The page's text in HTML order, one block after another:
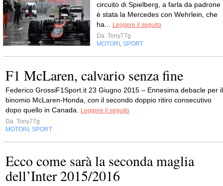
circuito di Spielberg, a farla da padrone
è stata la Mercedes con Wehrlein, che
ha... Leggere il seguito
Da Tony77g
MOTORI , SPORT
F1 McLaren, calvario senza fine
Federico GrossiF1Sport.it 23 Giugno 2015 – Ennesima debacle per il
binomio McLaren-Honda, con il secondo doppio ritiro consecutivo
dopo quello in Canada. Leggere il seguito
Da Tony77g
MOTORI , SPORT
Ecco come sarà la seconda maglia
dell’Inter 2015/2016